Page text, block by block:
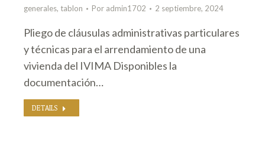
generales, tablon Por admin1702 2 septiembre, 2024
Pliego de cláusulas administrativas particulares
y técnicas para el arrendamiento de una
vivienda del IVIMA Disponibles la
documentación…
DETAILS